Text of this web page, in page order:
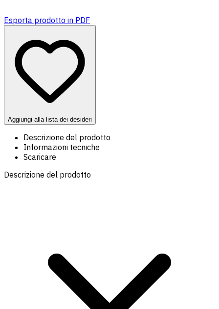
Esporta prodotto in PDF
Aggiungi alla lista dei desideri
Descrizione del prodotto
Informazioni tecniche
Scaricare
Descrizione del prodotto